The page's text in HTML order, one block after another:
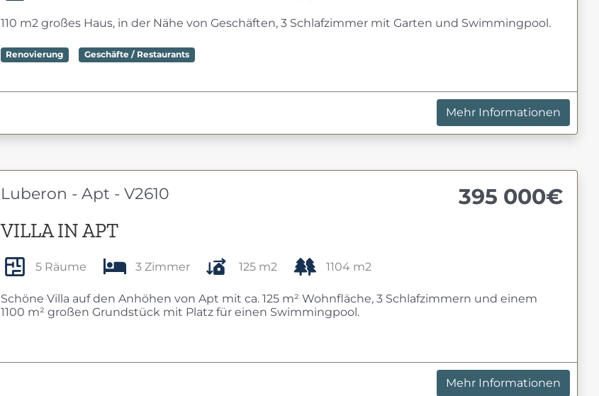
110 m2 großes Haus, in der Nähe von Geschäften, 3 Schlafzimmer mit Garten und Swimmingpool.
Renovierung Geschäfte / Restaurants
Mehr Informationen
Luberon - Apt - V2610 395 000€
VILLA IN APT
5 Räume 3 Zimmer 125 m2 1104 m2
Schöne Villa auf den Anhöhen von Apt mit ca. 125 m² Wohnfläche, 3 Schlafzimmern und einem
1100 m² großen Grundstück mit Platz für einen Swimmingpool.
Mehr Informationen